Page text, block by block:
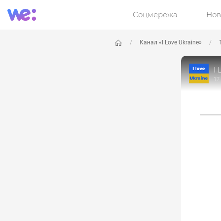
Соцмережа
Канал «I Love Ukraine»
I
17